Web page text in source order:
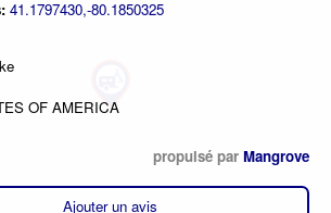
41.1797430,-80.1850325
OF AMERICA
propulsé par Mangrove
Ajouter un avis